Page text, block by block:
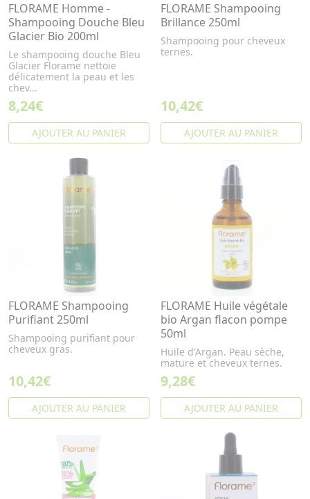
FLORAME Homme -
Shampooing Douche Bleu
Glacier Bio 200ml
Le shampooing douche Bleu
Glacier Florame nettoie
délicatement la peau et les
chev...
8,24€
AJOUTER AU PANIER
FLORAME Shampooing
Brillance 250ml
Shampooing pour cheveux
ternes.
10,42€
AJOUTER AU PANIER
FLORAME Shampooing
Purifiant 250ml
Shampooing purifiant pour
cheveux gras.
10,42€
AJOUTER AU PANIER
FLORAME Huile végétale
bio Argan flacon pompe
50ml
Huile d'Argan. Peau sèche,
mature et cheveux ternes.
9,28€
AJOUTER AU PANIER